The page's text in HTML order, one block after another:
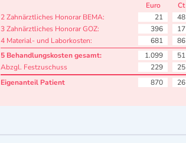
Euro
Ct
2 Zahnärztliches Honorar BEMA:
21
48
3 Zahnärztliches Honorar GOZ:
396
17
4 Material- und Laborkosten:
681
86
5 Behandlungskosten gesamt:
1.099
51
Abzgl. Festzuschuss
229
25
Eigenanteil Patient
870 26